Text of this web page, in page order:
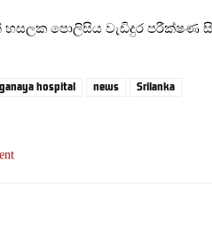
පොලිසිය වැඩිදුර පරීක්ෂණ
hospital news Srilanka